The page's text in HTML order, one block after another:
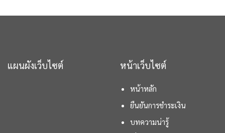
แผนผังเว็บไซต์ หน้าเว็บไซต์
หน้าหลัก
ยืนยันการชำระเงิน
บทความน่ารู้